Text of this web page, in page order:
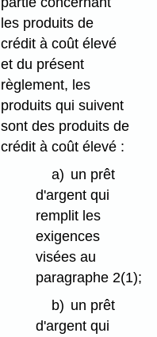
les produits de
crédit à coût élevé
et du présent
règlement, les
produits qui suivent
sont des produits de
crédit à coût élevé :
a) un prêt
d'argent qui
remplit les
exigences
visées au
paragraphe 2(1);
b) un prêt
d'argent qui